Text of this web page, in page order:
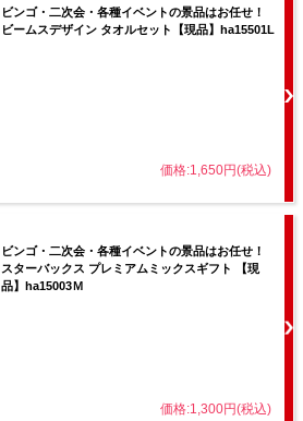
ビンゴ・二次会・各種イベントの景品はお任せ！
ビームスデザイン タオルセット【現品】ha15501L
価格:1,650円(税込)
ビンゴ・二次会・各種イベントの景品はお任せ！
スターバックス プレミアムミックスギフト 【現
品】ha15003Ｍ
価格:1,300円(税込)